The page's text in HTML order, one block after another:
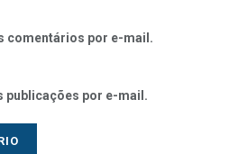
comentários por e-mail.
publicações por e-mail.